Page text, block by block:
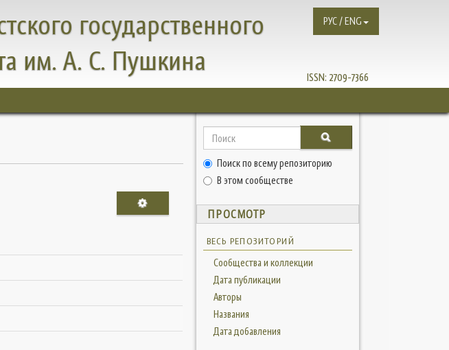
государственного
им. А. С. Пушкина
ISSN: 2709-7366
РУС / ENG
Поиск по всему репозиторию
В этом сообществе
ПРОСМОТР
ВЕСЬ РЕПОЗИТОРИЙ
Сообщества и коллекции
Дата публикации
Авторы
Названия
Дата добавления